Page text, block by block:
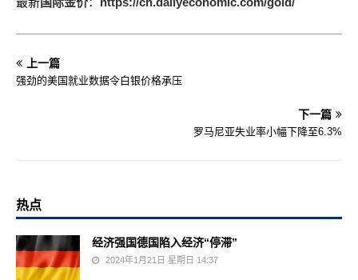
上一篇
强劲的美国就业数据令白银价格承压
下一篇
罗马尼亚失业率小幅下降至6.3%
热点
经济强国德国陷入经济“停滞”
2024年1月21日 星期日 14:37